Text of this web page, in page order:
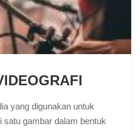
yang digunakan untuk
satu gambar dalam bentuk